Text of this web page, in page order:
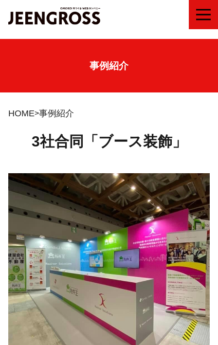
事例紹介
HOME 事例紹介
3社合同「ブース装飾」